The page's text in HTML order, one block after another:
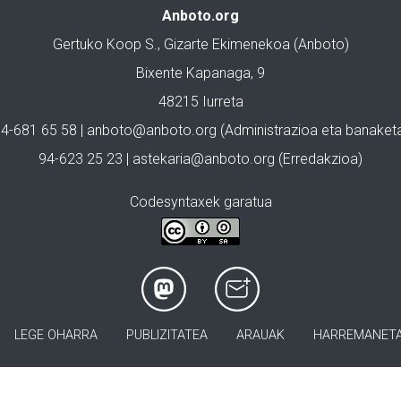
Anboto.org
Gertuko Koop S., Gizarte Ekimenekoa (Anboto)
Bixente Kapanaga, 9
48215 Iurreta
681 65 58 | anboto@anboto.org (Administrazioa eta
94-623 25 23 | astekaria@anboto.org (Erredakzioa)
Codesyntaxek garatua
LEGE OHARRA PUBLIZITATEA ARAUAK